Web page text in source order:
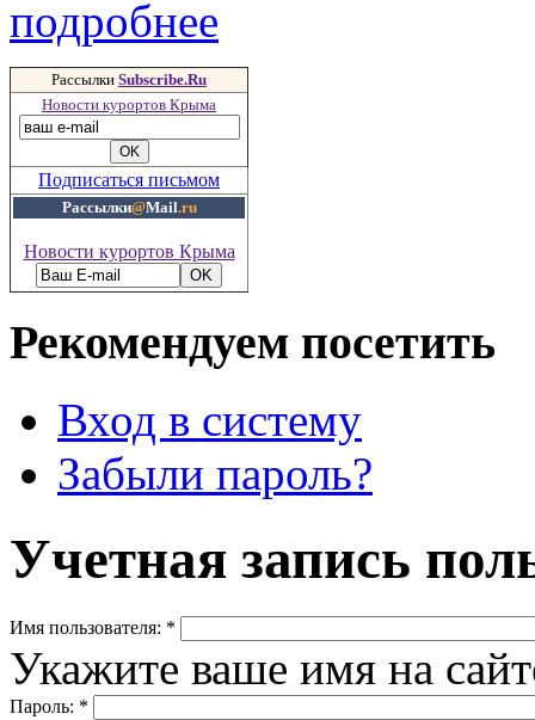
подробнее
Рассылки Subscribe.Ru
Новости курортов Крыма
Подписаться письмом
Рассылки@Mail.ru
Новости курортов Крыма
Рекомендуем посетить
Вход в систему
Забыли пароль?
Учетная запись
Имя пользователя: *
Укажите ваше имя на
Пароль: *